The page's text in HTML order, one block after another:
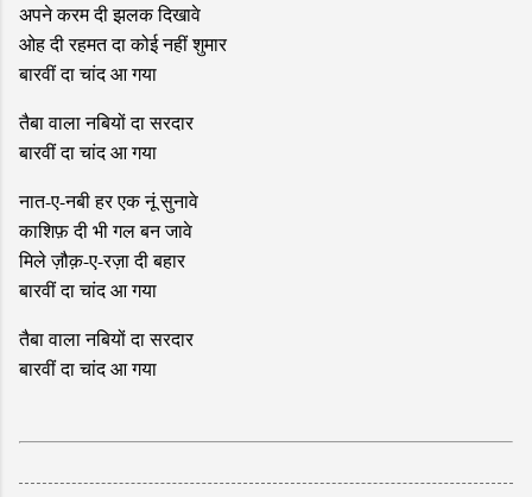
अपने करम दी झलक दिखावे
ओह दी रहमत दा कोई नहीं शुमार
बारवीं दा चांद आ गया
तैबा वाला नबियों दा सरदार
बारवीं दा चांद आ गया
नात-ए-नबी हर एक नूं सुनावे
काशिफ़ दी भी गल बन जावे
मिले ज़ौक़-ए-रज़ा दी बहार
बारवीं दा चांद आ गया
तैबा वाला नबियों दा सरदार
बारवीं दा चांद आ गया